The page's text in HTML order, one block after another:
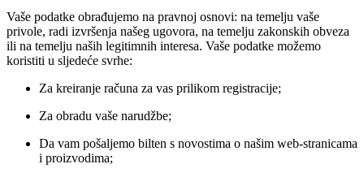
Vaše podatke obrađujemo na pravnoj osnovi: na temelju vaše
privole, radi izvršenja našeg ugovora, na temelju zakonskih obveza
ili na temelju naših legitimnih interesa. Vaše podatke možemo
koristiti u sljedeće svrhe:
Za kreiranje računa za vas prilikom registracije;
Za obradu vaše narudžbe;
Da vam pošaljemo bilten s novostima o našim web-stranicama
i proizvodima;